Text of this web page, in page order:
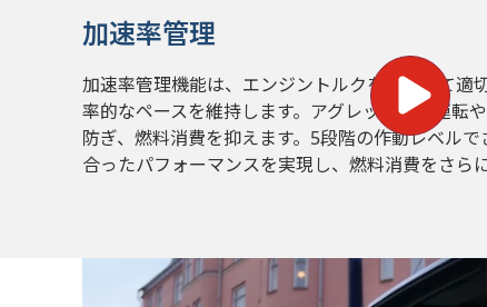
加速率管理
加速率管理機能は、エンジントルクを制御して適
率的なペースを維持します。アグレッシブな運転
防ぎ、燃料消費を抑えます。5段階の作動レベル
合ったパフォーマンスを実現し、燃料消費をさら